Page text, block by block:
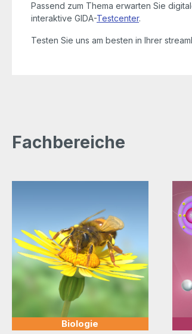
Passend zum Thema erwarten Sie
interaktive GIDA-Testcenter.
Testen Sie uns am besten in Ihrer
Fachbereiche
Biologie